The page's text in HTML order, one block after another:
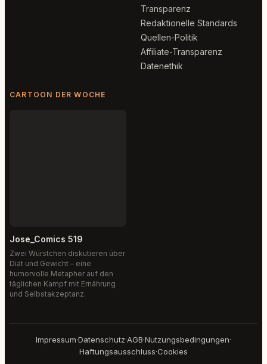
Transparenz
Redaktionelle Standards
Quellen-Politik
Affiliate-Transparenz
Datenethik
CARTOON DER WOCHE
Jose_Comics 519
Zwei Würstchen diskutieren über
Diät und Gewicht – eine
humorvolle Metapher auf den
täglichen Kampf mit Ernährung
und Selbstakzeptanz.
Impressum·Datenschutz·AGB·Nutzungsbedingungen·
Haftungsausschluss·Cookies